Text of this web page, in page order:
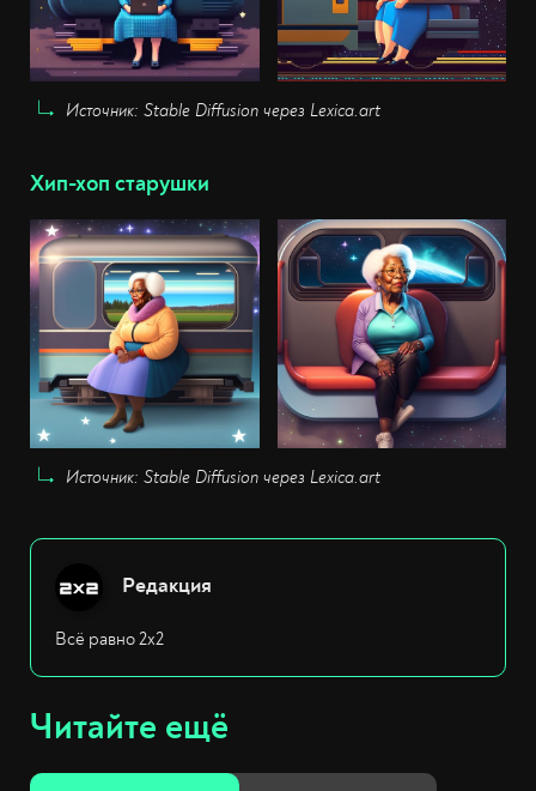
Источник: Stable Diffusion через Lexica.art
Хип-хоп старушки
Источник: Stable Diffusion через Lexica.art
Редакция
Всё равно 2х2
Читайте ещё